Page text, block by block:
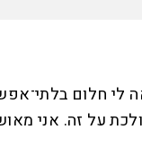
על זה. אני